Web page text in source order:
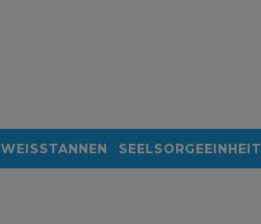
WEISSTANNEN SEELSORGEEINHEIT